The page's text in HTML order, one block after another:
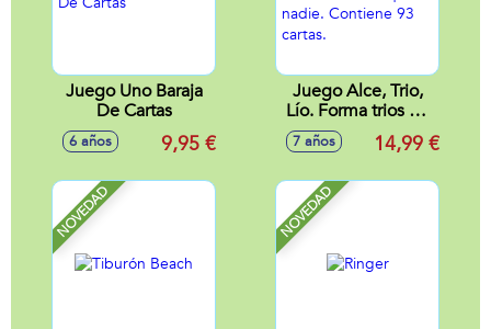
Juego Uno Baraja
De Cartas
6 años 9,95 €
Juego Alce, Trio,
Lío. Forma trios de
animales antes que
nadie. Contiene 93
7 años 14,99 €
NOVEDAD NOVEDAD